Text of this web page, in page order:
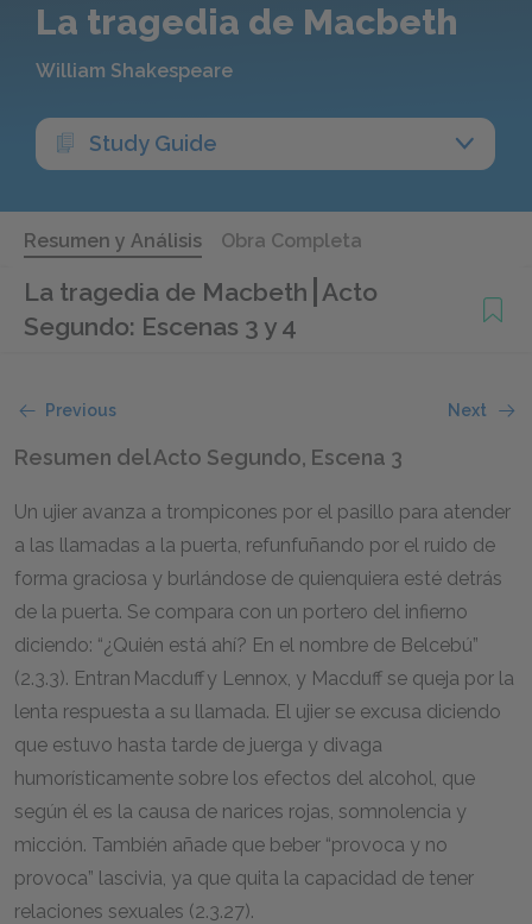
La tragedia de Macbeth
William Shakespeare
Study Guide
Resumen y Análisis Obra Completa
La tragedia de Macbeth Acto
Segundo: Escenas 3 y 4
Previous Next
Resumen del Acto Segundo, Escena 3
Un ujier avanza a trompicones por el pasillo para atender
a las llamadas a la puerta, refunfuñando por el ruido de
forma graciosa y burlándose de quienquiera esté detrás
de la puerta. Se compara con un portero del infierno
diciendo: “¿Quién está ahí? En el nombre de Belcebú”
(2.3.3). Entran Macduff y Lennox, y Macduff se queja por la
lenta respuesta a su llamada. El ujier se excusa diciendo
que estuvo hasta tarde de juerga y divaga
humorísticamente sobre los efectos del alcohol, que
según él es la causa de narices rojas, somnolencia y
micción. También añade que beber “provoca y no
provoca” lascivia, ya que quita la capacidad de tener
relaciones sexuales (2.3.27).